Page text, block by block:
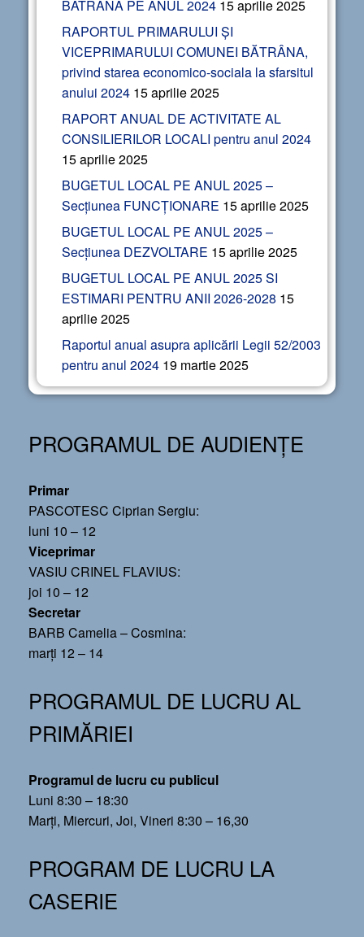
BATRANA PE ANUL 2024 15 aprilie 2025
RAPORTUL PRIMARULUI ȘI
VICEPRIMARULUI COMUNEI BĂTRÂNA,
privind starea economico-sociala la sfarsitul
anului 2024 15 aprilie 2025
RAPORT ANUAL DE ACTIVITATE AL
CONSILIERILOR LOCALI pentru anul 2024
15 aprilie 2025
BUGETUL LOCAL PE ANUL 2025 –
Secțiunea FUNCȚIONARE 15 aprilie 2025
BUGETUL LOCAL PE ANUL 2025 –
Secțiunea DEZVOLTARE 15 aprilie 2025
BUGETUL LOCAL PE ANUL 2025 SI
ESTIMARI PENTRU ANII 2026-2028 15
aprilie 2025
Raportul anual asupra aplicării Legii 52/2003
pentru anul 2024 19 martie 2025
PROGRAMUL DE AUDIENȚE
Primar
PASCOTESC Ciprian Sergiu:
luni 10 – 12
Viceprimar
VASIU CRINEL FLAVIUS:
joi 10 – 12
Secretar
BARB Camelia – Cosmina:
marți 12 – 14
PROGRAMUL DE LUCRU AL
PRIMĂRIEI
Programul de lucru cu publicul
Luni 8:30 – 18:30
Marți, Miercuri, Joi, Vineri 8:30 – 16,30
PROGRAM DE LUCRU LA
CASERIE